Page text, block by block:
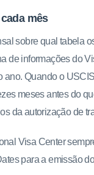
mês
sobre qual tabela
de informações do
Quando o
meses antes do
da autorização de
Visa Center
para a emissão